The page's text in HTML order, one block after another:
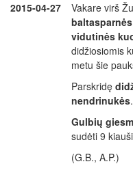
2015-04-27
Vakare virš
baltasparnės
vidutinės
didžiosiomis
metu šie
Parskridę
nendrinukės.
Gulbių
sudėti 9
(G.B., A.P.)